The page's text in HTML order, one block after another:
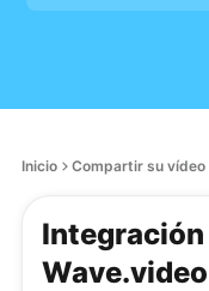
Inicio Compartir su vídeo
Integración
Wave.video